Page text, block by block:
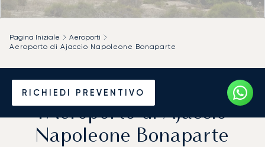
RICHIEDI PREVENTIVO
Pagina Iniziale
Aeroporti
Aeroporto di Ajaccio Napoleone Bonaparte
Noleggio jet privato per
l'Aeroporto di Ajaccio
Napoleone Bonaparte